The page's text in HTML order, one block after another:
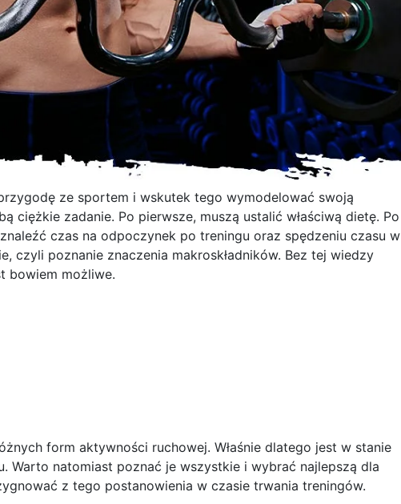
ze sportem i wskutek tego wymodelować swoją
ciężkie zadanie. Po pierwsze, muszą ustalić właściwą dietę. Po
czas na odpoczynek po treningu oraz spędzeniu czasu w
czyli poznanie znaczenia makroskładników. Bez tej wiedzy
bowiem możliwe.
form aktywności ruchowej. Właśnie dlatego jest w stanie
Warto natomiast poznać je wszystkie i wybrać najlepszą dla
z tego postanowienia w czasie trwania treningów.